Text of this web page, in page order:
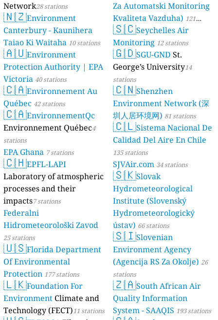
Network28 stations
🇳🇿Environment
Canterbury - Kaunihera
Taiao Ki Waitaha 10 stations
🇦🇺Environment
Protection Authority | EPA
Victoria 40 stations
🇨🇦Environnement Au
Québec 42 stations
🇨🇦EnvironnementQc
Environnement Québec4
stations
EPA Ghana 7 stations
🇨🇭EPFL-LAPI
Laboratory of atmospheric
processes and their
impacts7 stations
Federalni
Hidrometeorološki Zavod
25 stations
🇺🇸Florida Department
Of Environmental
Protection 177 stations
🇱🇰Foundation For
Environment Climate and
Technology (FECT)11 stations
Za Automatski Monitoring
Kvaliteta Vazduha) 121
stations
🇸🇨Seychelles Air
Monitoring 12 stations
🇬🇩SGU-GND St.
George’s University14
stations
🇨🇳Shenzhen
Environment Network (深
圳人居环境网) 81 stations
🇨🇱Sistema Nacional De
Calidad Del Aire En Chile
135 stations
SJVAir.com 34 stations
🇸🇰Slovak
Hydrometeorological
Institute (Slovenský
Hydrometeorologický
ústav) 66 stations
🇸🇮Slovenian
Environment Agency
(Agencija RS Za Okolje) 26
stations
🇿🇦South African Air
Quality Information
System - SAAQIS 193 stations